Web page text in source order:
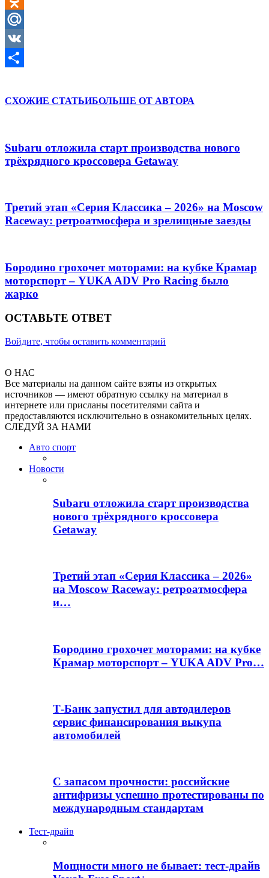
Odnoklassniki
Mail.Ru
VK
СХОЖИЕ СТАТЬИБОЛЬШЕ ОТ АВТОРА
Subaru отложила старт производства нового
трёхрядного кроссовера Getaway
Третий этап «Серия Классика – 2026» на Moscow
Raceway: ретроатмосфера и зрелищные заезды
Бородино грохочет моторами: на кубке Крамар
моторспорт – YUKA ADV Pro Racing было
жарко
ОСТАВЬТЕ ОТВЕТ
Войдите, чтобы оставить комментарий
О НАС
Все материалы на данном сайте взяты из открытых
источников — имеют обратную ссылку на материал в
интернете или присланы посетителями сайта и
предоставляются исключительно в ознакомительных целях.
СЛЕДУЙ ЗА НАМИ
Авто спорт
Новости
Subaru отложила старт производства
нового трёхрядного кроссовера
Getaway
Третий этап «Серия Классика – 2026»
на Moscow Raceway: ретроатмосфера
и…
Бородино грохочет моторами: на кубке
Крамар моторспорт – YUKA ADV Pro…
Т-Банк запустил для автодилеров
сервис финансирования выкупа
автомобилей
С запасом прочности: российские
антифризы успешно протестированы по
международным стандартам
Тест-драйв
Мощности много не бывает: тест-драйв